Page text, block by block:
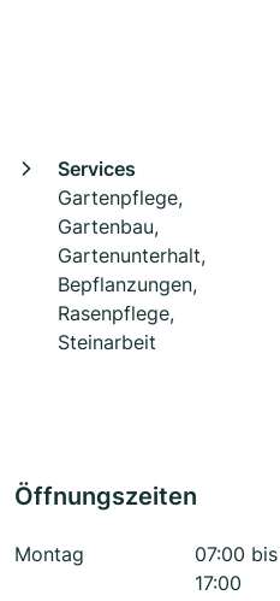
Services
Gartenpflege,
Gartenbau,
Gartenunterhalt,
Bepflanzungen,
Rasenpflege,
Steinarbeit
Öffnungszeiten
Montag
07:00
17:00